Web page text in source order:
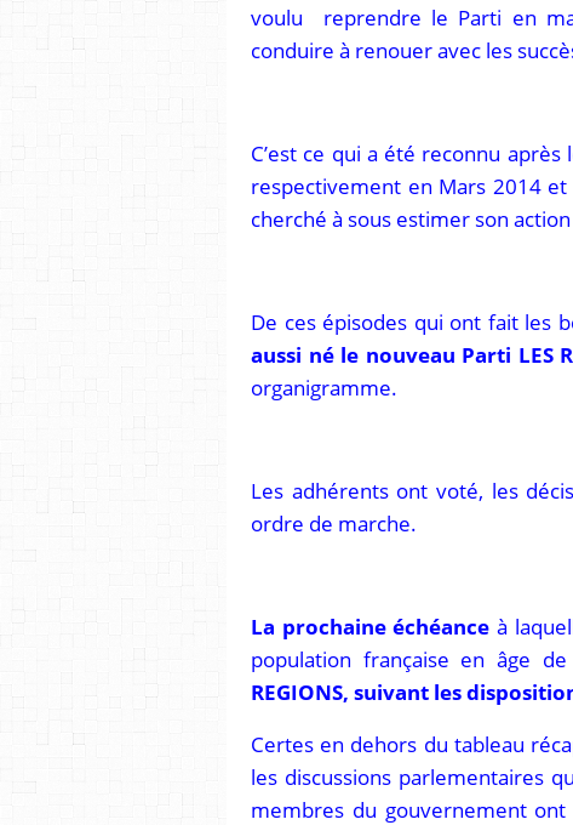
voulu reprendre le Parti en
conduire à renouer avec les
C’est ce qui a été reconnu
respectivement en Mars 2014
cherché à sous estimer son
De ces épisodes qui ont fait les
aussi né le nouveau Parti LES
organigramme.
Les adhérents ont voté, les
ordre de marche.
La prochaine échéance à
population française en âge
REGIONS, suivant les
Certes en dehors du tableau
les discussions parlementaires
membres du gouvernement